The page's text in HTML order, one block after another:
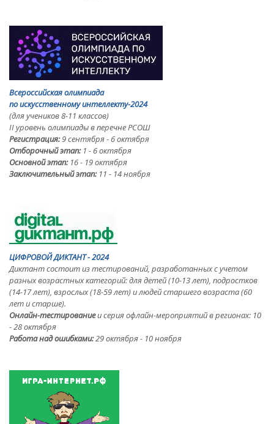
Всероссийская олимпиада
по искусственному интеллекту-2024
(для учеников 8-11 классов)
II уровень олимпиады в перечне РСОШ
Регистрация:9 сентября - 6 октября
Отборочный этап: 1 - 6 октября
Основной этап:16 - 19 октября
Заключительный этап: 11 - 14 ноября
ЦИФРОВОЙ ДИКТАНТ - 2024
Диктант состоит из тестирований, разработанных с учетом
разных возрастных категорий: для детей (10-13 лет), подростков
(14-17 лет), взрослых (18-59 лет) и людей старшего возраста (60
лет и старше).
Онлайн-тестированиеи серия офлайн-мероприятий в регионах: 10
- 28 октября
Работа над ошибками:29 октября - 10 ноября